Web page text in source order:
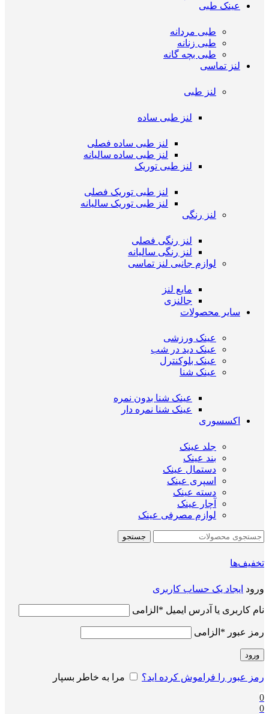
عینک طبی
طبی مردانه
طبی زنانه
طبی بچه گانه
لنز تماسی
لنز طبی
لنز طبی ساده
لنز طبی ساده فصلی
لنز طبی ساده سالیانه
لنز طبی توریک
لنز طبی توریک فصلی
لنز طبی توریک سالیانه
لنز رنگی
لنز رنگی فصلی
لنز رنگی سالیانه
لوازم جانبی لنز تماسی
مایع لنز
جالنزی
سایر محصولات
عینک ورزشی
عینک دید در شب
عینک بلوکنترل
عینک شنا
عینک شنا بدون نمره
عینک شنا نمره دار
اکسسوری
جلد عینک
بند عینک
دستمال عینک
اسپری عینک
دسته عینک
آچار عینک
لوازم مصرفی عینک
جستجو
تخفیف‌ها
ورود ایجاد یک حساب کاربری
نام کاربری یا آدرس ایمیل * الزامی
رمز عبور * الزامی
ورود
رمز عبور را فراموش کرده اید؟
مرا به خاطر بسپار
0
0